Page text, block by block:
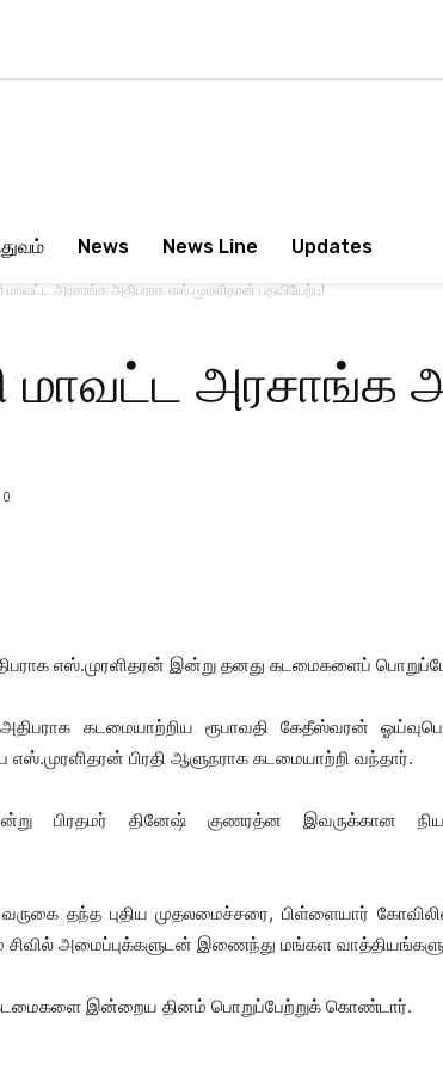
News News Line Updates
மாவட்ட அரசாங்க அதிபராக எஸ்.முரளிதரன் பதவியேற்பு!
மாவட்ட அரசாங்க
0
எஸ்.முரளிதரன் இன்று தனது கடமைகளைப்
கடமையாற்றிய ரூபாவதி கேதீஸ்வரன்
பிரதி ஆளுநராக கடமையாற்றி வந்தார்.
பிரதமர் தினேஷ் குணரத்ன இவருக்கான
தந்த புதிய முதலமைச்சரை, பிள்ளையார்
சிவில் அமைப்புக்களுடன் இணைந்து மங்கள
இன்றைய தினம் பொறுப்பேற்றுக் கொண்டார்.